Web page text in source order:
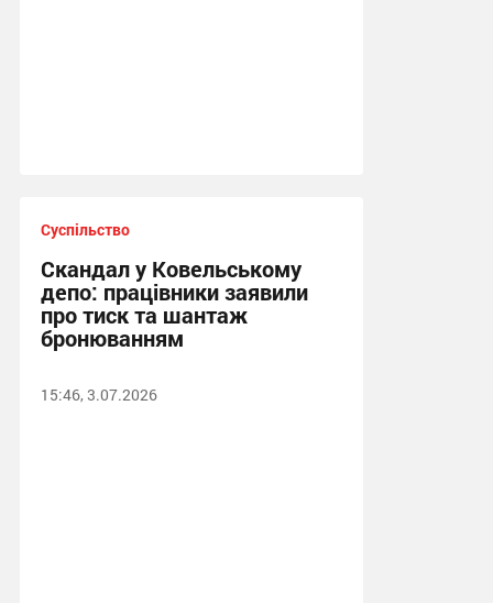
Суспільство
Скандал у Ковельському
депо: працівники заявили
про тиск та шантаж
бронюванням
15:46, 3.07.2026